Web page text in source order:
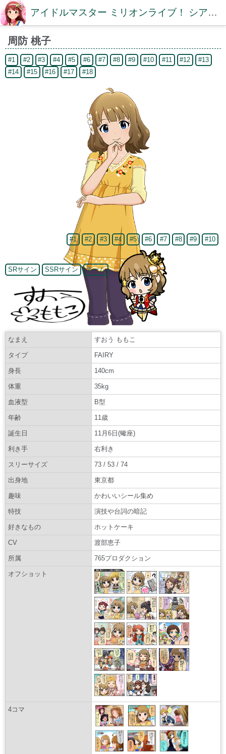
アイドルマスター ミリオンライブ！ シアターデイズDB【ミリシタDB】
周防 桃子
#1 #2 #3 #4 #5 #6 #7 #8 #9 #10 #11 #12
#13
#14
#15 #16 #17 #18
#1 #2 #3 #4 #5 #6 #7 #8 #9 #10
SRサイン SSRサイン ネーム
なまえ すおう ももこ
タイプ FAIRY
身長 140cm
体重 35kg
血液型 B型
年齢 11歳
誕生日 11月6日(蠍座)
利き手 右利き
スリーサイズ 73 / 53 / 74
出身地 東京都
趣味 かわいいシール集め
特技 演技や台詞の暗記
好きなもの ホットケーキ
CV 渡部恵子
所属 765プロダクション
オフショット
4コマ